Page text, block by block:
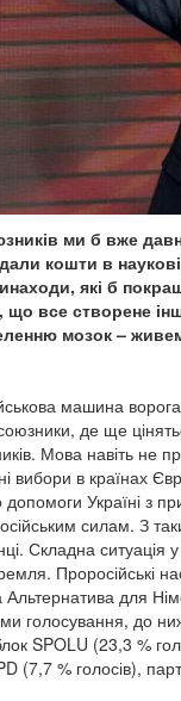
ми б вже
кошти в
які б
що все створене
мозок –
машина
де ще
Мова навіть
вибори в країнах
Україні з
силам. З
Складна ситуація
Проросійські
для
голосування, до
SPOLU (23,3 %
(7,7 % голосів),